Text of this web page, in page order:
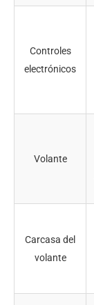
Controles
electrónicos
Volante
Carcasa del
volante